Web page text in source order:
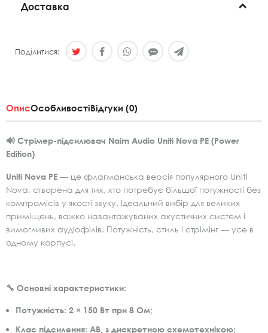
Доставка
Поділитися:
ОписОсобливостіВідгуки (0)
🔊 Стрімер-підсилювач Naim Audio Uniti Nova PE (Power
Edition)
Uniti Nova PE — це флагманська версія популярного Uniti
Nova, створена для тих, хто потребує більшої потужності без
компромісів у якості звуку. Ідеальний вибір для великих
приміщень, важко навантажуваних акустичних систем і
вимогливих аудіофілів. Потужність, стиль і стрімінг — усе в
одному корпусі.
🔧 Основні характеристики:
Потужність: 2 × 150 Вт при 8 Ом;
Клас підсилення: AB, з дискретною схемотехнікою;